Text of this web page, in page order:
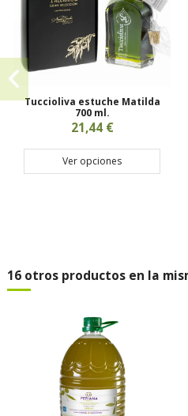
Tuccioliva estuche Matilda
700 ml.
21,44 €
Ver opciones
16 otros productos en la